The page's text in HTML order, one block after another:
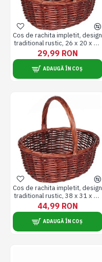
Cos de rachita impletit, design
traditional rustic, 26 x 20 x 10
cm
29,99 RON
ADAUGĂ ÎN COȘ
Cos de rachita impletit, design
traditional rustic, 38 x 31 x 13
cm
44,99 RON
ADAUGĂ ÎN COȘ